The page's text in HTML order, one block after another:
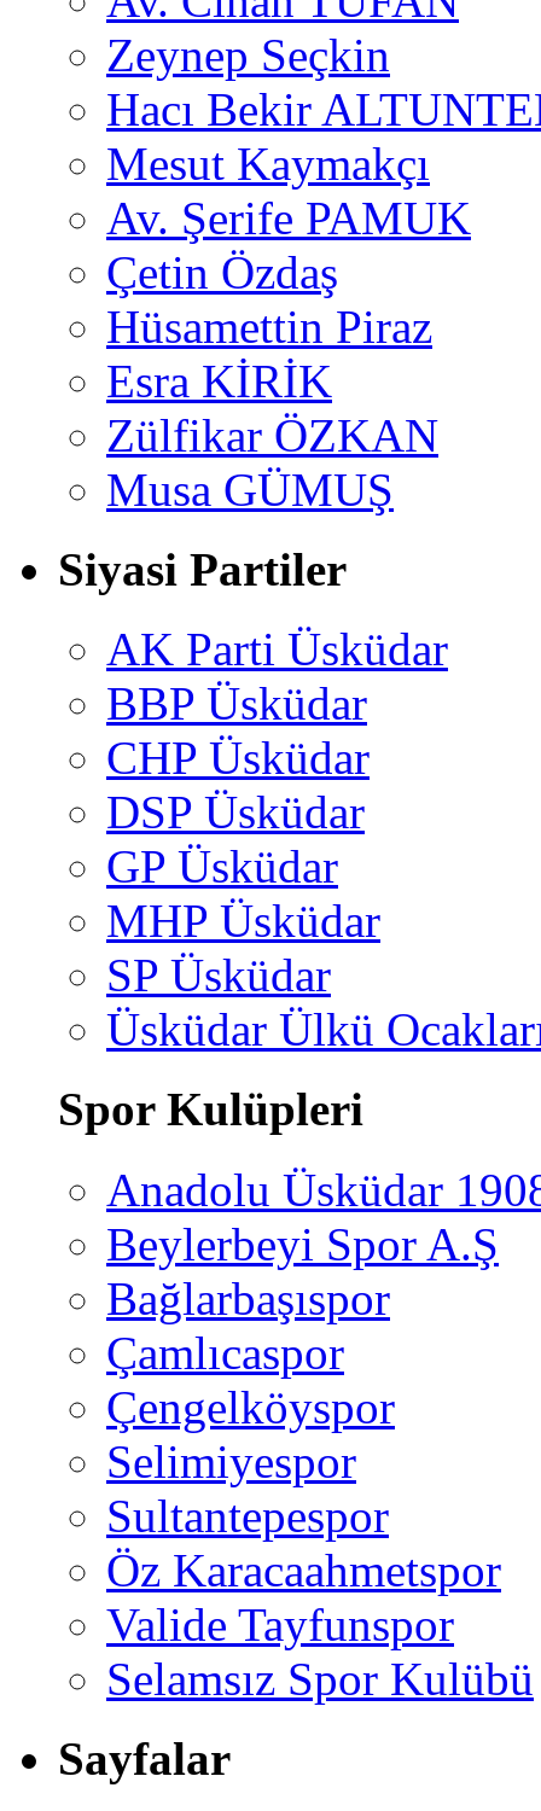
Zeynep Seçkin
Hacı Bekir
Mesut Kaymakçı
Av. Şerife PAMUK
Çetin Özdaş
Hüsamettin Piraz
Esra KİRİK
Zülfikar ÖZKAN
Musa GÜMUŞ
Siyasi Partiler
AK Parti Üsküdar
BBP Üsküdar
CHP Üsküdar
DSP Üsküdar
GP Üsküdar
MHP Üsküdar
SP Üsküdar
Üsküdar Ülkü
Spor Kulüpleri
Anadolu Üsküdar
Beylerbeyi Spor A.Ş
Bağlarbaşıspor
Çamlıcaspor
Çengelköyspor
Selimiyespor
Sultantepespor
Öz Karacaahmetspor
Valide Tayfunspor
Selamsız Spor Kulübü
Sayfalar